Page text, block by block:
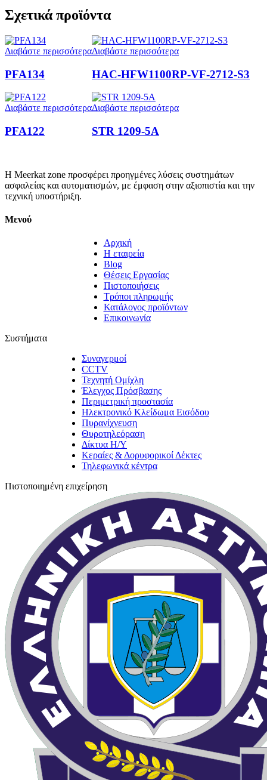
Σχετικά προϊόντα
Διαβάστε περισσότερα
PFA134
Διαβάστε περισσότερα
HAC-HFW1100RP-VF-2712-S3
Διαβάστε περισσότερα
PFA122
Διαβάστε περισσότερα
STR 1209-5A
Η Meerkat zone προσφέρει προηγμένες λύσεις συστημάτων
ασφαλείας και αυτοματισμών, με έμφαση στην αξιοπιστία και την
τεχνική υποστήριξη.
Μενού
Αρχική
Η εταιρεία
Blog
Θέσεις Εργασίας
Πιστοποιήσεις
Τρόποι πληρωμής
Κατάλογος προϊόντων
Επικοινωνία
Συστήματα
Συναγερμοί
CCTV
Τεχνητή Ομίχλη
Έλεγχος Πρόσβασης
Περιμετρική προστασία
Ηλεκτρονικό Κλείδωμα Εισόδου
Πυρανίχνευση
Θυροτηλεόραση
Δίκτυα Η/Υ
Κεραίες & Δορυφορικοί Δέκτες
Τηλεφωνικά κέντρα
Πιστοποιημένη επιχείρηση